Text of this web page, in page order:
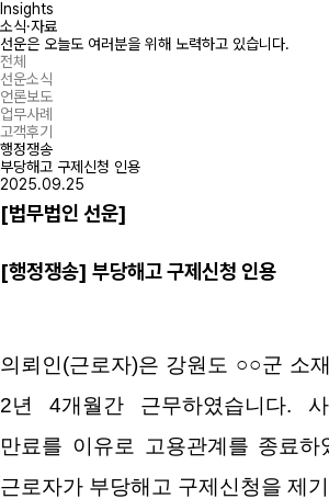
Insights
소식·자료
선운은 오늘도 여러분을 위해 노력하고 있습니다.
전체
선운소식
언론보도
업무사례
고객후기
행정쟁송
부당해고 구제신청 인용
2025.09.25
[법무법인 선운]
[행정쟁송] 부당해고 구제신청 인용
의뢰인(근로자)은 강원도 ○○군 소
2년 4개월간 근무하였습니다.
만료를 이유로 고용관계를 종료
근로자가 부당해고 구제신청을 제